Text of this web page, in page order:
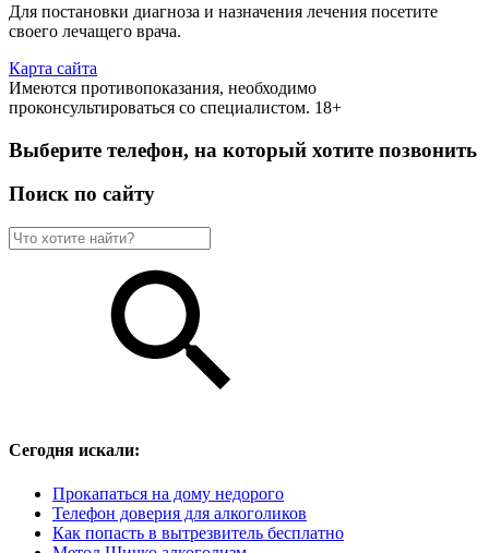
Для постановки диагноза и назначения лечения посетите
своего лечащего врача.
Карта сайта
Имеются противопоказания, необходимо
проконсультироваться со специалистом. 18+
Выберите телефон, на который хотите позвонить
Поиск по сайту
Сегодня искали:
Прокапаться на дому недорого
Телефон доверия для алкоголиков
Как попасть в вытрезвитель бесплатно